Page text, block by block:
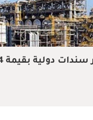
أرامكو تكمل